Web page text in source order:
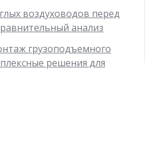
воздуховодов перед
анализ
грузоподъемного
решения для